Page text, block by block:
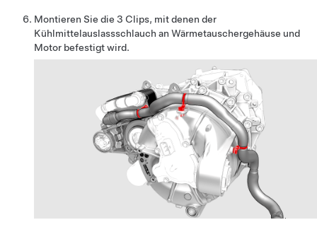
Montieren Sie die 3 Clips, mit denen der
Kühlmittelauslassschlauch an Wärmetauschergehäuse und
Motor befestigt wird.